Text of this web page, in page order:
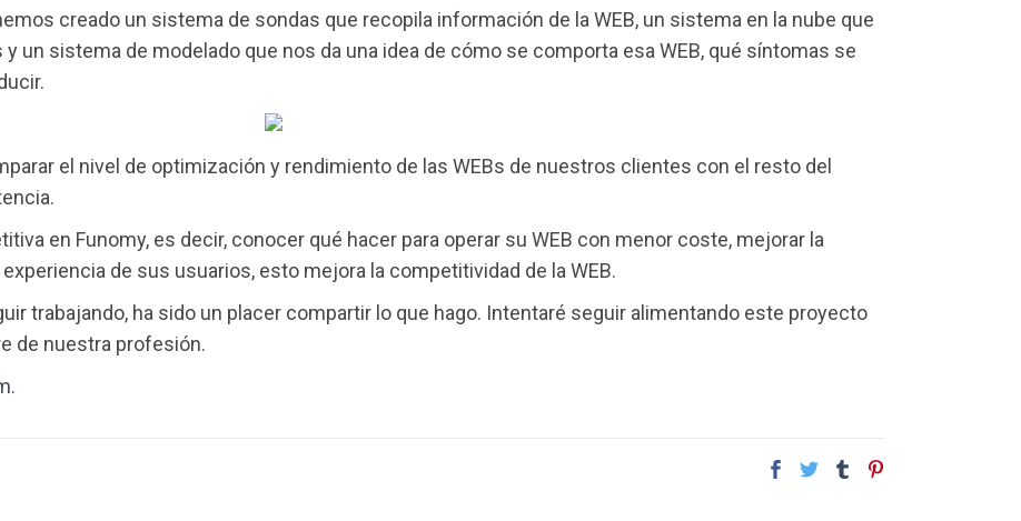
creado un sistema de sondas que recopila información de la WEB, un sistema en la nube que
un sistema de modelado que nos da una idea de cómo se comporta esa WEB, qué síntomas se
el nivel de optimización y rendimiento de las WEBs de nuestros clientes con el resto del
en Funomy, es decir, conocer qué hacer para operar su WEB con menor coste, mejorar la
de sus usuarios, esto mejora la competitividad de la WEB.
trabajando, ha sido un placer compartir lo que hago. Intentaré seguir alimentando este proyecto
de nuestra profesión.
.